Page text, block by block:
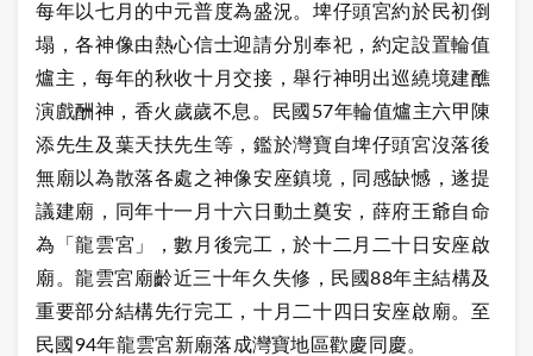
每年以七月的中元普度為盛況。埤仔頭宮約於民初倒
塌，各神像由熱心信士迎請分別奉祀，約定設置輪值
爐主，每年的秋收十月交接，舉行神明出巡繞境建醮
演戲酬神，香火歲歲不息。民國57年輪值爐主六甲陳
添先生及葉天扶先生等，鑑於灣寶自埤仔頭宮沒落後
無廟以為散落各處之神像安座鎮境，同感缺憾，遂提
議建廟，同年十一月十六日動土奠安，薛府王爺自命
為「龍雲宮」，數月後完工，於十二月二十日安座啟
廟。龍雲宮廟齡近三十年久失修，民國88年主結構及
重要部分結構先行完工，十月二十四日安座啟廟。至
民國94年龍雲宮新廟落成灣寶地區歡慶同慶。